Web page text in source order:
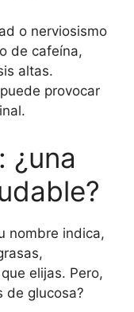
o nerviosismo
de cafeína,
altas.
provocar
¿una
nombre indica,
elijas. Pero,
de glucosa?